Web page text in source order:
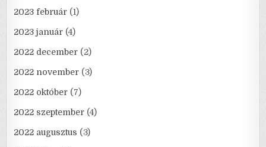
2023 február (1)
2023 január (4)
2022 december (2)
2022 november (3)
2022 október (7)
2022 szeptember (4)
2022 augusztus (3)